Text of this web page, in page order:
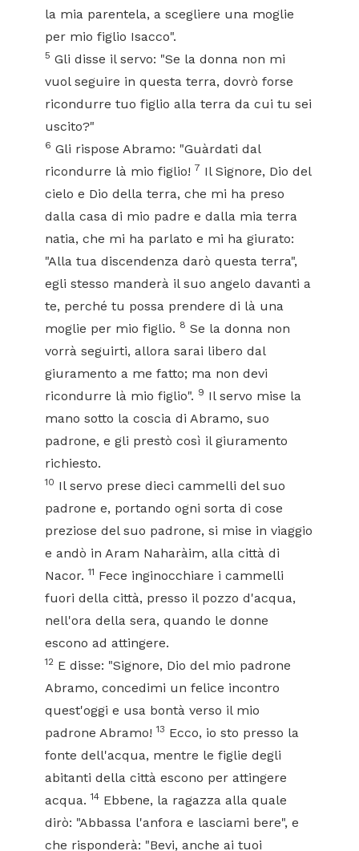
la mia parentela, a scegliere una moglie
per mio figlio Isacco".
5 Gli disse il servo: "Se la donna non mi
vuol seguire in questa terra, dovrò forse
ricondurre tuo figlio alla terra da cui tu sei
uscito?"
6 Gli rispose Abramo: "Guàrdati dal
ricondurre là mio figlio! 7 Il Signore, Dio del
cielo e Dio della terra, che mi ha preso
dalla casa di mio padre e dalla mia terra
natia, che mi ha parlato e mi ha giurato:
"Alla tua discendenza darò questa terra",
egli stesso manderà il suo angelo davanti a
te, perché tu possa prendere di là una
moglie per mio figlio. 8 Se la donna non
vorrà seguirti, allora sarai libero dal
giuramento a me fatto; ma non devi
ricondurre là mio figlio". 9 Il servo mise la
mano sotto la coscia di Abramo, suo
padrone, e gli prestò così il giuramento
richiesto.
10 Il servo prese dieci cammelli del suo
padrone e, portando ogni sorta di cose
preziose del suo padrone, si mise in viaggio
e andò in Aram Naharàim, alla città di
Nacor.11 Fece inginocchiare i cammelli
fuori della città, presso il pozzo d'acqua,
nell'ora della sera, quando le donne
escono ad attingere.
12 E disse: "Signore, Dio del mio padrone
Abramo, concedimi un felice incontro
quest'oggi e usa bontà verso il mio
padrone Abramo!13 Ecco, io sto presso la
fonte dell'acqua, mentre le figlie degli
abitanti della città escono per attingere
acqua.14 Ebbene, la ragazza alla quale
dirò: "Abbassa l'anfora e lasciami bere", e
che risponderà: "Bevi, anche ai tuoi